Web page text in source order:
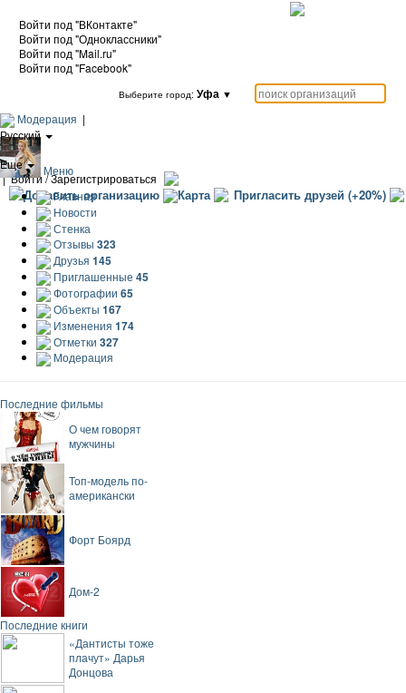
Войти под "ВКонтакте"
Войти под "Одноклассники"
Войти под "Mail.ru"
Войти под "Facebook"
Выберите город: Уфа ▼
Модерация |
Русский
|
Еще
|Войти / Зарегистрироваться
Добавить организацию Карта Пригласить друзей (+20%)
Меню
Главная
Новости
Стенка
Отзывы 323
Друзья 145
Приглашенные 45
Фотографии 65
Объекты 167
Изменения 174
Отметки 327
Модерация
Последние фильмы
О чем говорят
мужчины
Топ-модель по-
американски
Форт Боярд
Дом-2
Последние книги
«Дантисты тоже
плачут» Дарья
Донцова